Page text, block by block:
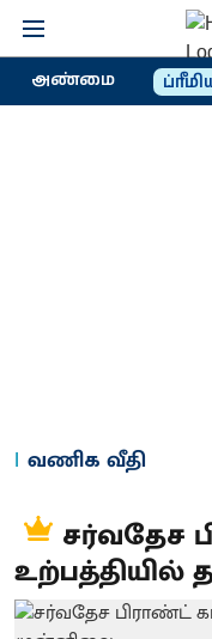
அண்மை
வணிக வீதி
சர்வதேச
உற்பத்தியில்